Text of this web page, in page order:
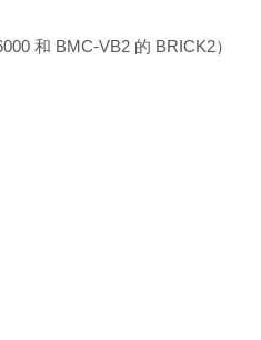
和 BMC-VB2 的 BRICK2）